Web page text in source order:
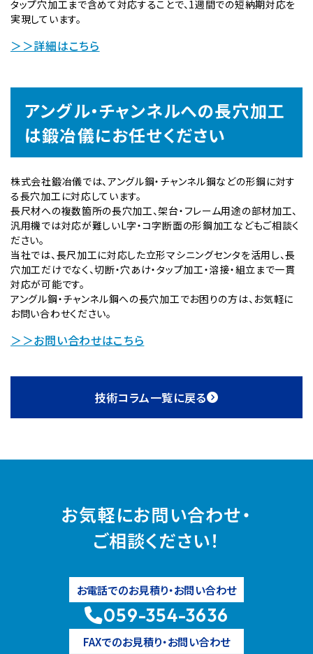
タップ穴加工まで含めて対応することで、1週間での短納期対応を
実現しています。
＞＞詳細はこちら
アングル・チャンネルへの長穴加工
は鍛冶儀にお任せください
株式会社鍛冶儀では、アングル鋼・チャンネル鋼などの形鋼に対す
る長穴加工に対応しています。
長尺材への複数箇所の長穴加工、架台・フレーム用途の部材加工、
汎用機では対応が難しいL字・コ字断面の形鋼加工などもご相談く
ださい。
当社では、長尺加工に対応した立形マシニングセンタを活用し、長
穴加工だけでなく、切断・穴あけ・タップ加工・溶接・組立まで一貫
対応が可能です。
アングル鋼・チャンネル鋼への長穴加工でお困りの方は、お気軽に
お問い合わせください。
＞＞お問い合わせはこちら
技術コラム一覧に戻る
お気軽にお問い合わせ・
ご相談ください！
お電話でのお見積り・お問い合わせ
059-354-3636
FAXでのお見積り・お問い合わせ